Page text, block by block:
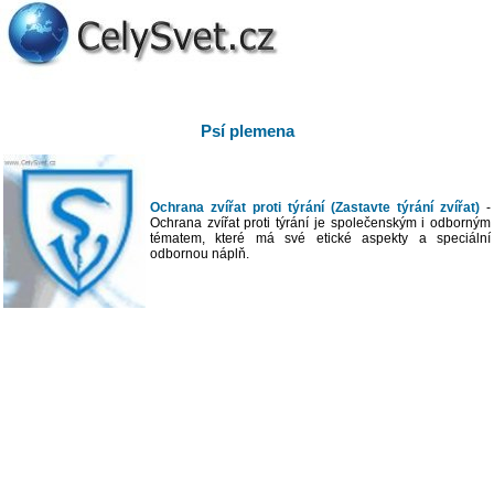
Psí plemena
Ochrana zvířat proti týrání (Zastavte týrání zvířat) -
Ochrana zvířat proti týrání je společenským i odborným
tématem, které má své etické aspekty a speciální
odbornou náplň.